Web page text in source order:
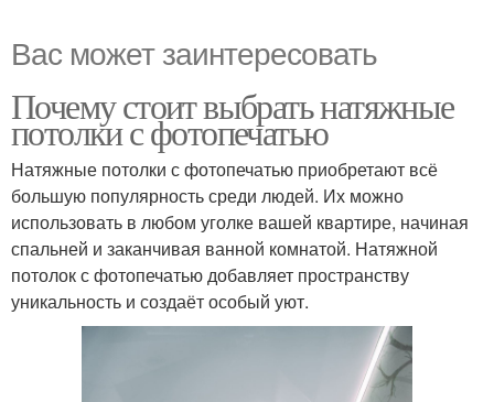
Вас может заинтересовать
Почему стоит выбрать натяжные
потолки с фотопечатью
Натяжные потолки с фотопечатью приобретают всё
большую популярность среди людей. Их можно
использовать в любом уголке вашей квартире, начиная
спальней и заканчивая ванной комнатой. Натяжной
потолок с фотопечатью добавляет пространству
уникальность и создаёт особый уют.